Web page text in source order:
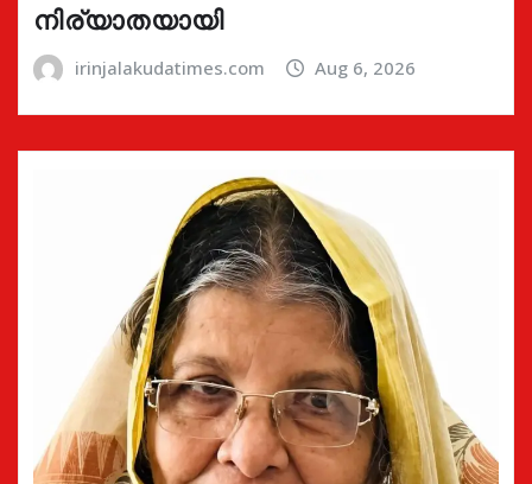
നിര്യാതയായി
irinjalakudatimes.com Aug 6, 2026